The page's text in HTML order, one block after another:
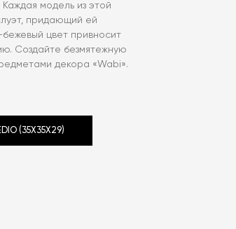
модель из этой
придающий ей
цвет привносит
Создайте безмятежную
декора «Wabi».
(35Х35Х29)